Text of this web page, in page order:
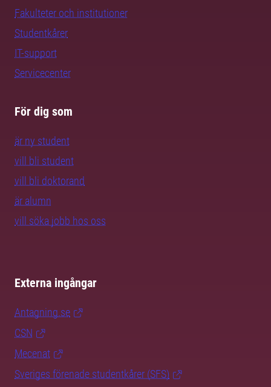
Fakulteter och institutioner
Studentkårer
IT-support
Servicecenter
För dig som
är ny student
vill bli student
vill bli doktorand
är alumn
vill söka jobb hos oss
Externa ingångar
Antagning.se
CSN
Mecenat
Sveriges förenade studentkårer (SFS)